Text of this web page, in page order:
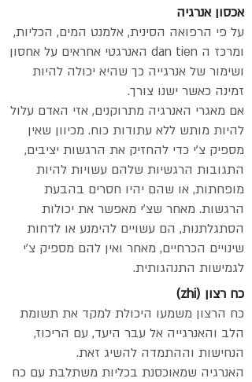
אכסון אנרגיה
על פי הרפואה הסינית, אלמנט המים, הכליות,
ומרכז ה dan tien האנרגטי אחראים על אחסון
ושימור של אנרגייה כך שהיא יכולה להיות
זמינה כאשר ישנו צורך.
אם מאגרי האנרגיה מתרוקנים, אזי האדם עלול
להיות מותש ללא עתודות כוח. מכיוון שאין
מספיק צ'י כדי להחזיק את הרגשות יציבים,
התגובות הרגשיות שלהם עשויות להיות
מופחתות, או שהם יהיו חסרים בהבעת
הרגשות. מאחר שצ'י מאפשר את יכולות
הסתגלתנות, הם עשויים להימנע או לדחות
שינויים הכרחיים, מאחר ואין להם מספיק צ'י
לגמישות התנהגותית.
כח רצון (zhi)
כח הרצון משמעו היכולת למקד את תשומת
הלב והאנרגייה אל עבר היעד, עם הריכוז,
הנחישות וההתמדה להשיג זאת.
האנרגיה שמאוכסנת בכליות משתלבת עם כח